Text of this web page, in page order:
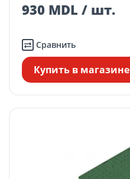
930 MDL / шт.
Сравнить
Купить в магазине